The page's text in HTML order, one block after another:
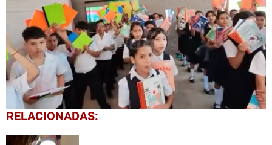
0
seconds
RELACIONADAS: